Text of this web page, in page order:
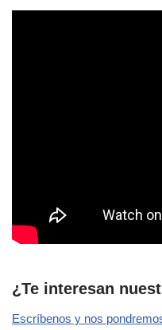
¿Te interesan
Escríbenos y nos